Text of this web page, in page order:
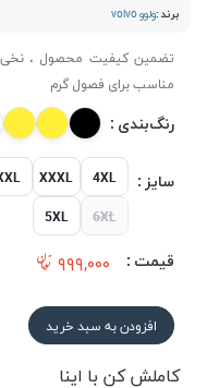
برند :ولوو volvo
تضمین کیفیت محصول ، نخی
مناسب برای فصول گرم
رنگ‌بندی :
سایز : XXXL 4XL
5XL 6XL
قیمت : ۹۹۹,۰۰۰
افزودن به سبد خرید
کاملش کن با اینا